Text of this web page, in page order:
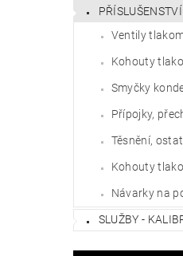
Ventily
Kohouty
Smyčky
Přípojky,
Těsnění,
Kohouty
Návarky na
SLUŽBY -